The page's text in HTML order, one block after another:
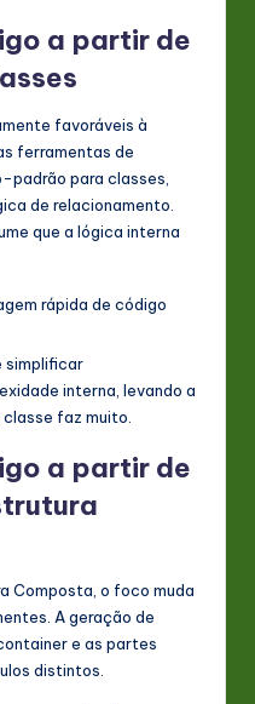
a partir de
favoráveis à
ferramentas de
padrão para classes,
de relacionamento.
que a lógica interna
rápida de código
simplificar
interna, levando a
classe faz muito.
a partir de
Composta, o foco muda
A geração de
e as partes
distintos.